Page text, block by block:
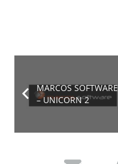
MARCOS SOFTWARE
– UNICORN 2